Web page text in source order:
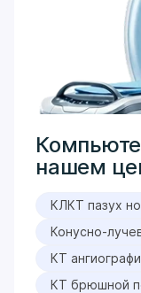
нашем
КЛКТ пазух
Конусно-
КТ
КТ брюшной